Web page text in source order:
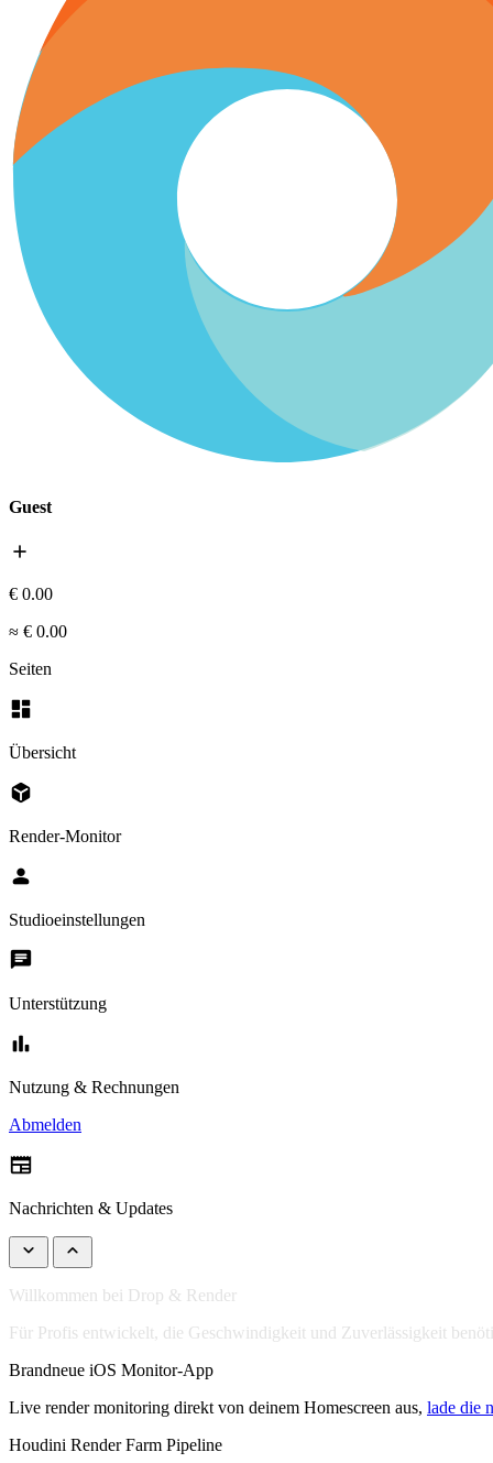
Guest
add
€ 0.00
≈ € 0.00
Seiten
dashboard
Übersicht
deployed_code
Render-Monitor
person
Studioeinstellungen
chat
Unterstützung
bar_chart
Nutzung & Rechnungen
Abmelden
newspaper
Nachrichten & Updates
keyboard_arrow_down keyboard_arrow_up
Willkommen bei Drop & Render
Für Profis entwickelt, die Geschwindigkeit und Zuverlässigkeit
Brandneue iOS Monitor-App
Live render monitoring direkt von deinem Homescreen aus, lade die
Houdini Render Farm Pipeline